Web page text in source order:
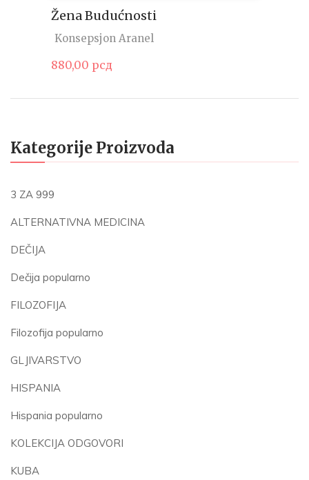
Kategorije Proizvoda
3 ZA 999
ALTERNATIVNA MEDICINA
DEČIJA
Dečija popularno
FILOZOFIJA
Filozofija popularno
GLJIVARSTVO
HISPANIA
Hispania popularno
KOLEKCIJA ODGOVORI
KUBA
Žena Budućnosti
Konsepsjon Aranel
880,00 рсд